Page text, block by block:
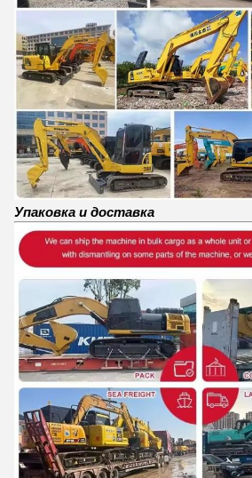
Упаковка и доставка